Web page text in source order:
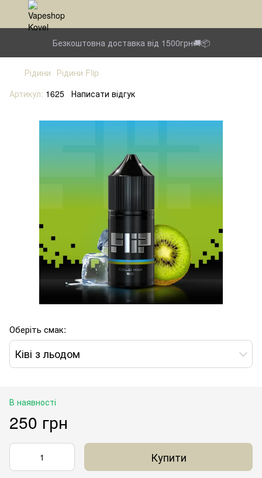
Безкоштовна доставка від 1500грн🚚📦
Рідини Рідини Flip
Артикул: 1625 Написати відгук
Оберіть смак:
Ківі з льодом
В наявності
250 грн
Купити